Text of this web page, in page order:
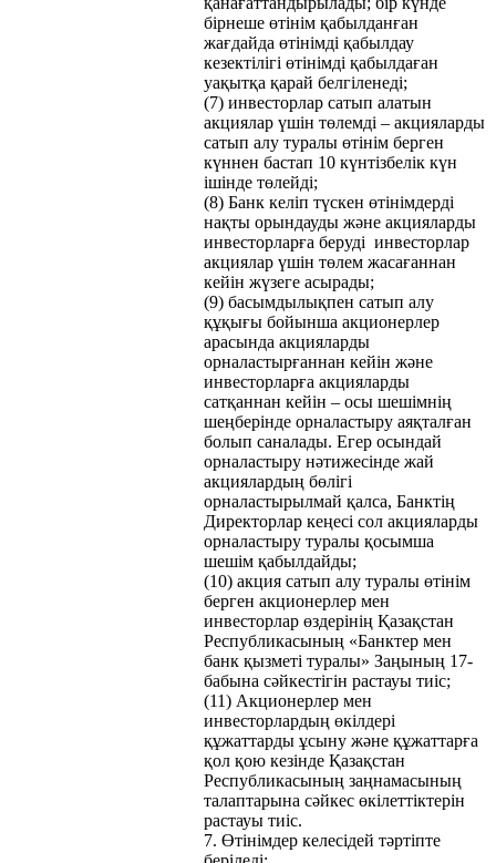
бірнеше өтінім қабылданған
жағдайда өтінімді қабылдау
кезектілігі өтінімді қабылдаған
уақытқа қарай белгіленеді;
(7) инвесторлар сатып алатын
акциялар үшін төлемді – акцияларды
сатып алу туралы өтінім берген
күннен бастап 10 күнтізбелік күн
ішінде төлейді;
(8) Банк келіп түскен өтінімдерді
нақты орындауды және акцияларды
инвесторларға беруді инвесторлар
акциялар үшін төлем жасағаннан
кейін жүзеге асырады;
(9) басымдылықпен сатып алу
құқығы бойынша акционерлер
арасында акцияларды
орналастырғаннан кейін және
инвесторларға акцияларды
сатқаннан кейін – осы шешімнің
шеңберінде орналастыру аяқталған
болып саналады. Егер осындай
орналастыру нәтижесінде жай
акциялардың бөлігі
орналастырылмай қалса, Банктің
Директорлар кеңесі сол акцияларды
орналастыру туралы қосымша
шешім қабылдайды;
(10) акция сатып алу туралы өтінім
берген акционерлер мен
инвесторлар өздерінің Қазақстан
Республикасының «Банктер мен
банк қызметі туралы» Заңының 17-
бабына сәйкестігін растауы тиіс;
(11) Акционерлер мен
инвесторлардың өкілдері
құжаттарды ұсыну және құжаттарға
қол қою кезінде Қазақстан
Республикасының заңнамасының
талаптарына сәйкес өкілеттіктерін
растауы тиіс.
7. Өтінімдер келесідей тәртіпте